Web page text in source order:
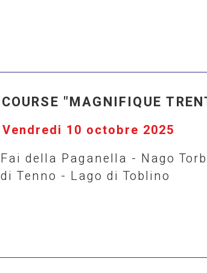
COURSE "MAGNIFIQUE
Vendredi 10 octobre 2025
Fai della Paganella - Nago
di Tenno - Lago di Toblino